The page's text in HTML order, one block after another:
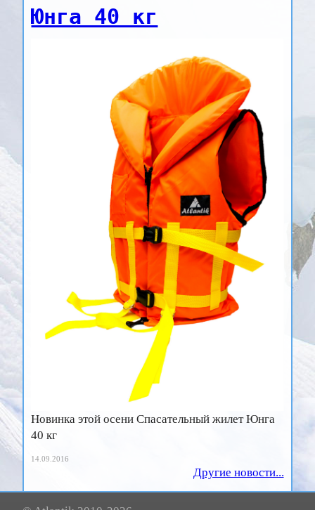
Юнга 40 кг
Новинка этой осени Спасательный жилет Юнга
40 кг
14.09.2016
Другие новости...